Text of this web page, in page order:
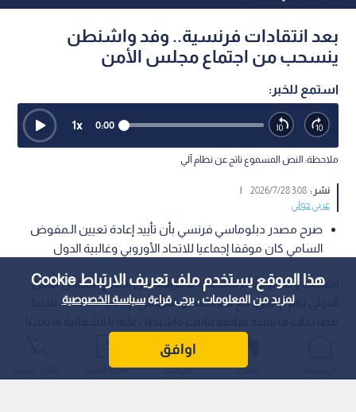
هذا الموقع يستخدم ملف تعريف الارتباط Cookie
لمزيد من المعلومات ، يرجى قراءةسياسة الخصوصية
اوافق
بعد انتقادات فرنسية.. وفد واشنطن
ينسحب من اجتماع مجلس الأمن
استمع للخبر:
0:00
1x
ملاحظة: النص المسموع ناتج عن نظام آلي
نشر :3:08 2026/7/28
|
عربي دولي
صرح مصدر دبلوماسي فرنسي بأن تأييد إعادة تعيين الـمفوض
السامي كان موقفا إجماعيا للاتحاد الأوروبي وغالبية الدول
انسحب وفد الولايات الـمتحدة الأمريكية من اجتماع لمجلس الأمن
الدولي يوم الإثنين، مع بدء السفير الفرنسي الإدلاء بمداخلته؛ تنديدا
عواجل المباشر أحدث الأخبار